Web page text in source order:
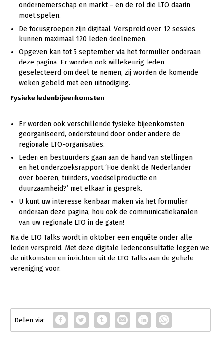
Over LTO
LTO Nederland
Mensen
Bestuur en Directie
Medewerkers
Vakgroepbestuurders
Jaarverslag 2023
Vacatures
Pers
Contact
ondernemerschap en markt – en de rol die LTO daarin
moet spelen.
De focusgroepen zijn digitaal. Verspreid over 12 sessies
kunnen maximaal 120 leden deelnemen.
Opgeven kan tot 5 september via het formulier onderaan
deze pagina. Er worden ook willekeurig leden
geselecteerd om deel te nemen, zij worden de komende
weken gebeld met een uitnodiging.
Fysieke ledenbijeenkomsten
Er worden ook verschillende fysieke bijeenkomsten
georganiseerd, ondersteund door onder andere de
regionale LTO-organisaties.
Leden en bestuurders gaan aan de hand van stellingen
en het onderzoeksrapport ‘Hoe denkt de Nederlander
over boeren, tuinders, voedselproductie en
duurzaamheid?’ met elkaar in gesprek.
U kunt uw interesse kenbaar maken via het formulier
onderaan deze pagina, hou ook de communicatiekanalen
van uw regionale LTO in de gaten!
Na de LTO Talks wordt in oktober een enquête onder alle
leden verspreid. Met deze digitale ledenconsultatie leggen we
de uitkomsten en inzichten uit de LTO Talks aan de gehele
vereniging voor.